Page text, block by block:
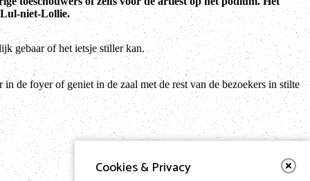
Cookies & Privacy
niet-Lollie.
gebaar of het ietsje stiller kan.
de foyer of geniet in de zaal met de rest van de bezoekers in stilte